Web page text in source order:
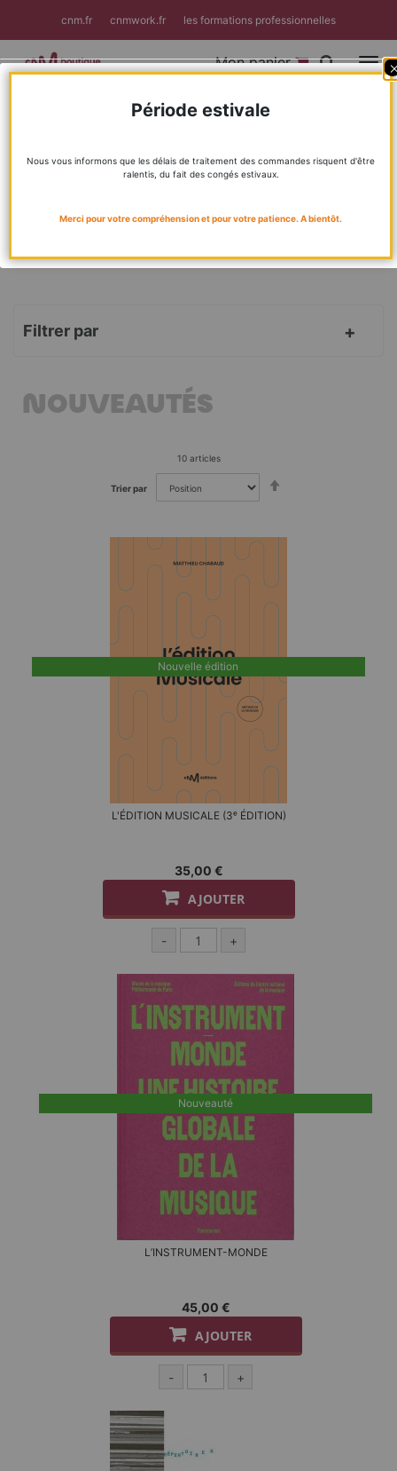
cnm.fr cnmwork.fr les formations professionnelles
Mon panier
BIENVENUE DANS LA BOUTIQUE DU CNM !
NOUVEAUTÉS
10articles
Trier par
Nouvelle édition
L'ÉDITION MUSICALE (3ᵉ ÉDITION)
35,00 €
AJOUTER
- +
Nouveauté
L’INSTRUMENT-MONDE
45,00 €
AJOUTER
- +
Filtrer par
Période estivale
Nous vous informons que les délais de traitement des commandes risquent d'être
ralentis, du fait des congés estivaux.
Merci pour votre compréhension et pour votre patience. A bientôt.